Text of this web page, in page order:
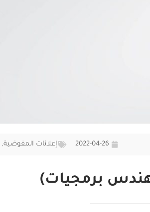
2022-04-26 إعلانات المفوضية,
برمجيات)